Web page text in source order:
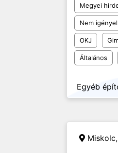
Megyei
Nem
OKJ
Általános
Egyéb
Miskolc,